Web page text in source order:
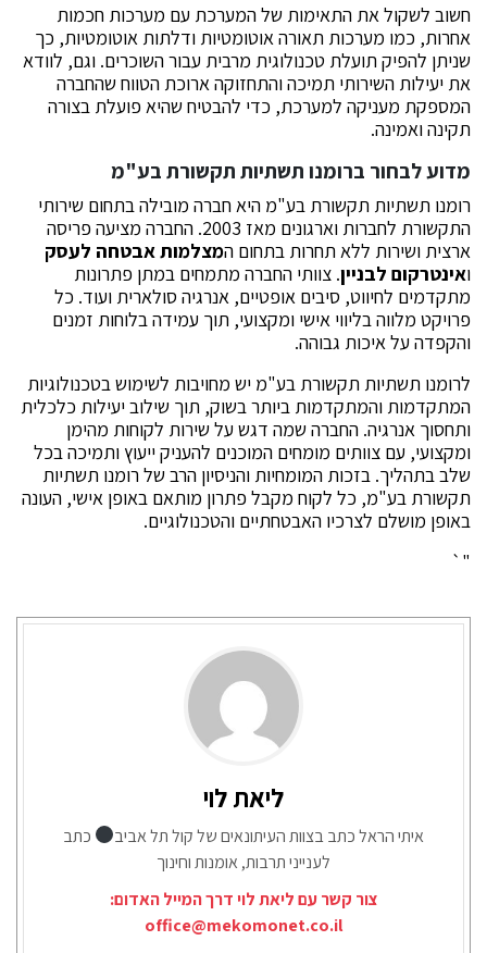
חשוב לשקול את התאימות של המערכת עם מערכות חכמות
אחרות, כמו מערכות תאורה אוטומטיות ודלתות אוטומטיות, כך
שניתן להפיק תועלת טכנולוגית מרבית עבור השוכרים. וגם, לוודא
את יעילות השירותי תמיכה והתחזוקה ארוכת הטווח שהחברה
המספקת מעניקה למערכת, כדי להבטיח שהיא פועלת בצורה
תקינה ואמינה.
מדוע לבחור ברומנו תשתיות תקשורת בע"מ
רומנו תשתיות תקשורת בע"מ היא חברה מובילה בתחום שירותי
התקשורת לחברות וארגונים מאז 2003. החברה מציעה פריסה
ארצית ושירות ללא תחרות בתחום המצלמות אבטחה לעסק
ואינטרקום לבניין. צוותי החברה מתמחים במתן פתרונות
מתקדמים לחיווט, סיבים אופטיים, אנרגיה סולארית ועוד. כל
פרויקט מלווה בליווי אישי ומקצועי, תוך עמידה בלוחות זמנים
והקפדה על איכות גבוהה.
לרומנו תשתיות תקשורת בע"מ יש מחויבות לשימוש בטכנולוגיות
המתקדמות והמתקדמות ביותר בשוק, תוך שילוב יעילות כלכלית
ותחסוך אנרגיה. החברה שמה דגש על שירות לקוחות מהימן
ומקצועי, עם צוותים מומחים המוכנים להעניק ייעוץ ותמיכה בכל
שלב בתהליך. בזכות המומחיות והניסיון הרב של רומנו תשתיות
תקשורת בע"מ, כל לקוח מקבל פתרון מותאם באופן אישי, העונה
באופן מושלם לצרכיו האבטחתיים והטכנולוגיים.
"`
ליאת לוי
איתי הראל כתב בצוות העיתונאים של קול תל אביב
כתב
לענייני תרבות, אומנות וחינוך
צור קשר עם ליאת לוי דרך המייל האדום:
office@mekomonet.co.il